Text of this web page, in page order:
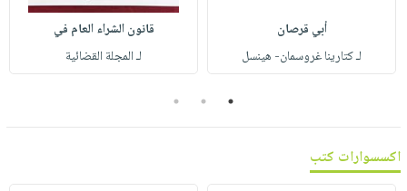
مناسبات
فيديوهات
يتكرر
خدمات
وفرات
التسوق
أبي قرصان
لـ كتارينا غروسمان- هينسل
قانون الشراء العام في
لـ المجلة القضائية
1
2
3
اكسسوارات كتب